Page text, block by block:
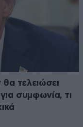
τελειώσει
συμφωνία, τι